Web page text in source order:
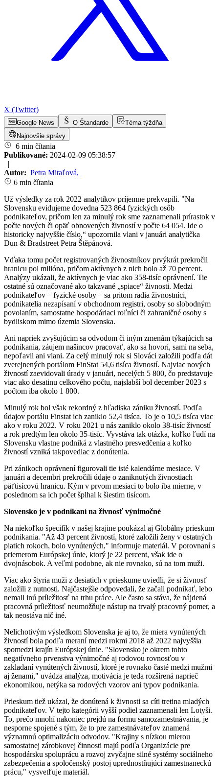
X (Twitter)
Google News O Štandarde
Téma týždňa
Najnovšie správy
6 min čítania
Publikované: 2024-02-09 05:38:57
|
Autor: Petra Mitaľová,
6 min čítania
Už výsledky za rok 2022 analytikov príjemne prekvapili. "Na
Slovensku evidujeme dovedna 523 864 fyzických osôb
podnikateľov, pričom len za minulý rok sme zaznamenali prírastok v
počte nových či opäť obnovených živností v počte 64 054. Ide o
historicky najvyššie číslo,“ upozornila vlani v januári analytička
Dun & Bradstreet Petra Štěpánová.
Vďaka tomu počet registrovaných živnostníkov prvýkrát prekročil
hranicu pol milióna, pričom aktívnych z nich bolo až 70 percent.
Analýzy ukázali, že aktívnych je viac ako 358-tisíc oprávnení. Tie
ostatné sú označované ako takzvané „spiace“ živnosti. Medzi
podnikateľov – fyzické osoby – sa pritom radia živnostníci,
podnikatelia nezapísaní v obchodnom registri, osoby so slobodným
povolaním, samostatne hospodáriaci roľníci či zahraničné osoby s
bydliskom mimo územia Slovenska.
Ani napriek zvyšujúcim sa odvodom či iným zmenám týkajúcich sa
podnikania, záujem našincov pracovať, ako sa hovorí, sami na seba,
nepoľavil ani vlani. Za celý minulý rok si Slováci založili podľa dát
zverejnených portálom FinStat 54,6 tisíca živností. Najviac nových
živností zaevidovali úrady v januári, necelých 5 800, čo predstavuje
viac ako desatinu celkového počtu, najslabší bol december 2023 s
počtom iba okolo 1 800.
Minulý rok bol však rekordný z hľadiska zániku živností. Podľa
údajov portálu Finstat ich zaniklo 52,4 tisíca. To je o 10,5 tisíca viac
ako v roku 2022. V roku 2021 u nás zaniklo okolo 38-tisíc živností
a rok predtým len okolo 35-tisíc. Vyvstáva tak otázka, koľko ľudí na
Slovensku vlastne podniká z vlastného presvedčenia a koľko
živností vzniká takpovediac z donútenia.
Pri zánikoch oprávnení figurovali tie isté kalendárne mesiace. V
januári a decembri prekročili údaje o zaniknutých živnostiach
päťtisícovú hranicu. Kým v prvom mesiaci to bolo iba mierne, v
poslednom sa ich počet šplhal k šiestim tisícom.
Slovensko je v podnikaní na živnosť výnimočné
Na niekoľko špecifík v našej krajine poukázal aj Globálny prieskum
podnikania. "Až 43 percent živností, ktoré založili ženy v ostatných
piatich rokoch, bolo vynútených," informuje materiál. V porovnaní s
priemerom Európskej únie, ktorý je 22 percent, však ide o
dvojnásobok. A veľmi podobne, ak nie rovnako, sú na tom muži.
Viac ako štyria muži z desiatich v prieskume uviedli, že si živnosť
založili z nutnosti. Najčastejšie odpovedali, že začali podnikať, lebo
nemali inú príležitosť na trhu práce. Ale často sa stáva, že nájdená
pracovná príležitosť neumožňuje nástup na trvalý pracovný pomer, a
tak neostáva nič iné.
Nelichotivým výsledkom Slovenska je aj to, že miera vynútených
živností bola podľa meraní medzi rokmi 2018 až 2022 najvyššia
spomedzi krajín Európskej únie. "Slovensko je okrem tohto
negatívneho prvenstva výnimočné aj rodovou rovnosťou v
zakladaní vynútených živností, ktoré je rovnako časté medzi mužmi
aj ženami," uvádza analýza, motivácia je teda rozšírená naprieč
ekonomikou, netýka sa rodových vzorov ani typov podnikania.
Prieskum tiež ukázal, že donútená k živnosti sa cíti tretina mladých
podnikateľov. V tejto kategórii vyšší podiel zaznamenali len Lotyši.
To, prečo mnohí nakoniec prejdú na formu samozamestnávania, je
nesporne spojené s tým, že to pre zamestnávateľov znamená
významnú optimalizáciu odvodov. "Krajiny s nízkou mierou
samostatnej zárobkovej činnosti majú podľa Organizácie pre
hospodársku spoluprácu a rozvoj zvyčajne silné systémy sociálneho
zabezpečenia a spoločenský postoj uprednostňujúci zamestnaneckú
prácu," vysvetľuje materiál.